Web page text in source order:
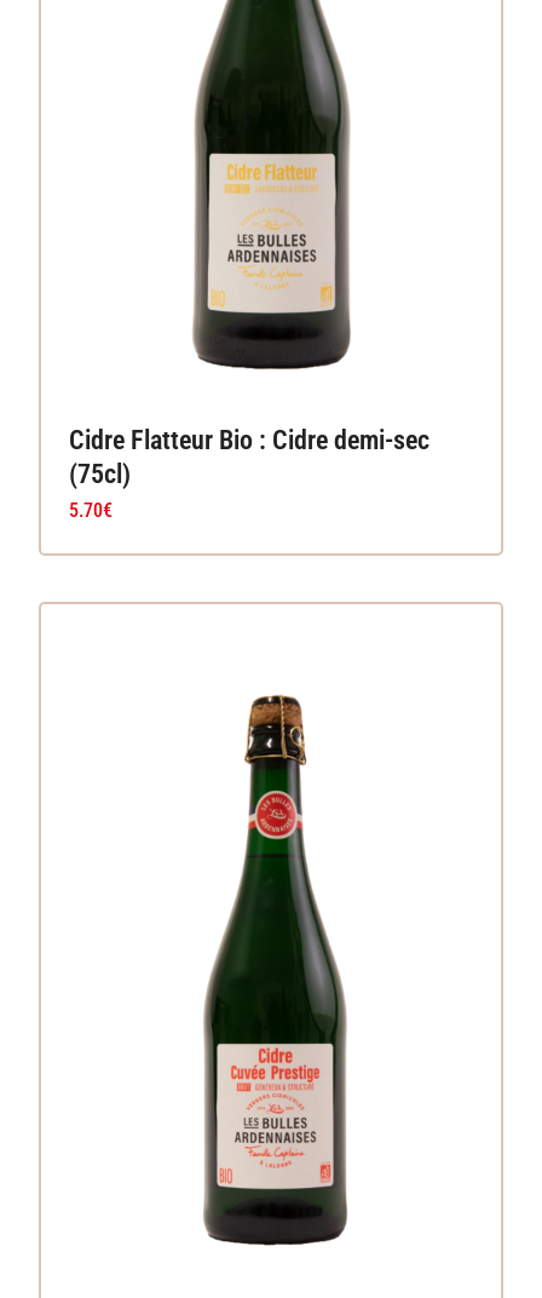
Cidre Flatteur Bio : Cidre demi-sec
(75cl)
5.70€